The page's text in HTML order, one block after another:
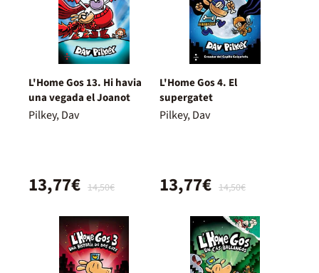
L'Home Gos 13. Hi havia
una vegada el Joanot
Pilkey, Dav
14,50€
13,77€
L'Home Gos 4. El
supergatet
Pilkey, Dav
14,50€
13,77€